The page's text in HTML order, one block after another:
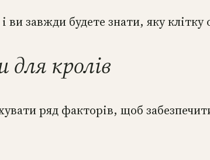
завжди будете знати, яку клітку
для кролів
ряд факторів, щоб